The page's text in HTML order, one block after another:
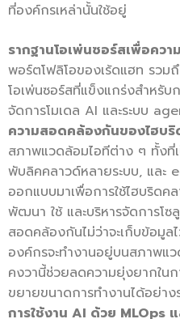
ที่องค์กรเหล่านั้นใช้อยู่
รากฐานโอเพ่นซอร์สเพื่อคว
พอร์ตโฟลิโอของเร้ดแฮท รวม
โอเพ่นซอร์สที่แข็งแกร่งสำหรับ
จัดการโมเดล AI และระบบ
ความสอดคล้องกันของไฮบริ
สภาพแวดล้อมไอทีต่าง ๆ ทั้งที่
พับลิคคลาวด์หลายระบบ, และ
ออกแบบมาเพื่อการใช้ไฮบริด
พัฒนา ใช้ และบริหารจัดการโ
สอดคล้องกันไม่ว่าจะเก็บข้อมู
องค์กรจะทำงานอยู่บนสภาพแ
คงวานี้ช่วยลดความยุ่งยากในก
ขยายขนาดการทำงานได้อย่าง
การใช้งาน AI ด้วย MLOps